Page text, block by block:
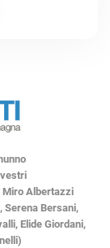
Miro Albertazzi
Serena Bersani,
Elide Giordani,